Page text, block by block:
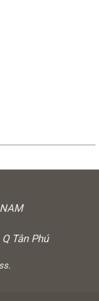
Tân Phú